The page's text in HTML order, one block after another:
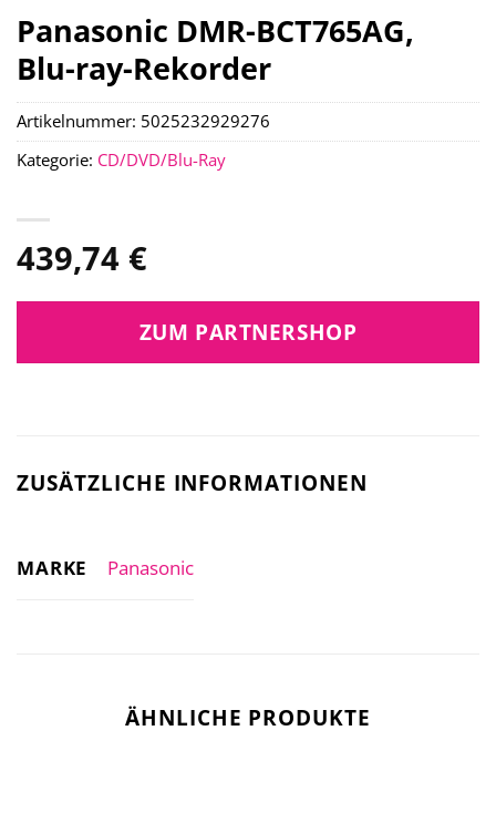
Panasonic DMR-BCT765AG,
Blu-ray-Rekorder
439,74 €
ZUM PARTNERSHOP
Artikelnummer: 5025232929276
Kategorie: CD/DVD/Blu-Ray
ZUSÄTZLICHE INFORMATIONEN
MARKE Panasonic
ÄHNLICHE PRODUKTE